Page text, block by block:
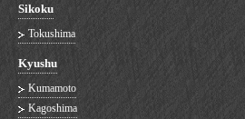
Sikoku
Tokushima
Kyushu
Kumamoto
Kagoshima